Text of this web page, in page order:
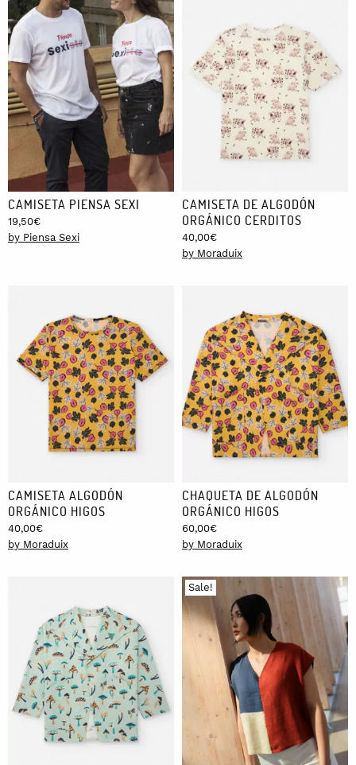
CAMISETA PIENSA SEXI
19,50€
by Piensa Sexi
CAMISETA DE ALGODÓN
ORGÁNICO CERDITOS
40,00€
by Moraduix
CAMISETA ALGODÓN
ORGÁNICO HIGOS
40,00€
by Moraduix
CHAQUETA DE ALGODÓN
ORGÁNICO HIGOS
60,00€
by Moraduix
Sale!